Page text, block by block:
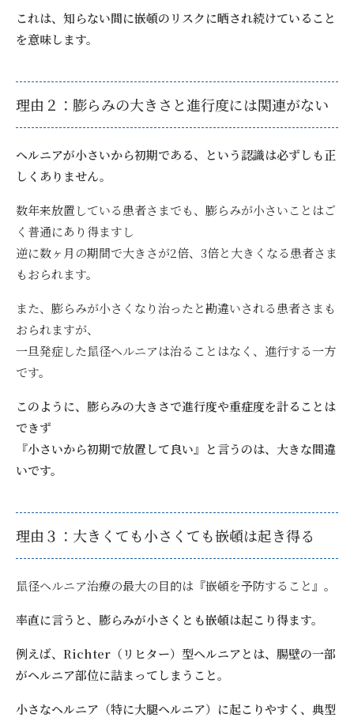
これは、知らない間に嵌頓のリスクに晒され続けていること
を意味します。
理由２：膨らみの大きさと進行度には関連がない
ヘルニアが小さいから初期である、という認識は必ずしも正
しくありません。
数年来放置している患者さまでも、膨らみが小さいことはご
く普通にあり得ますし
逆に数ヶ月の期間で大きさが2倍、3倍と大きくなる患者さま
もおられます。
また、膨らみが小さくなり治ったと勘違いされる患者さまも
おられますが、
一旦発症した鼠径ヘルニアは治ることはなく、進行する一方
です。
このように、膨らみの大きさで進行度や重症度を計ることは
できず
『小さいから初期で放置して良い』と言うのは、大きな間違
いです。
理由３：大きくても小さくても嵌頓は起き得る
鼠径ヘルニア治療の最大の目的は『嵌頓を予防すること』。
率直に言うと、膨らみが小さくとも嵌頓は起こり得ます。
例えば、Richter（リヒター）型ヘルニアとは、腸壁の一部
がヘルニア部位に詰まってしまうこと。
小さなヘルニア（特に大腿ヘルニア）に起こりやすく、典型